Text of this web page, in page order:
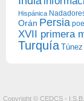
Hispánica
Orán Persia
XVII primera
Turquía Túnez
Copyright © CEDCS -